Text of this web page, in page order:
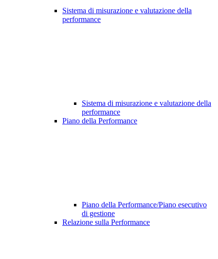
Sistema di misurazione e valutazione della
performance
Sistema di misurazione e valutazione della
performance
Piano della Performance
Piano della Performance/Piano esecutivo
di gestione
Relazione sulla Performance